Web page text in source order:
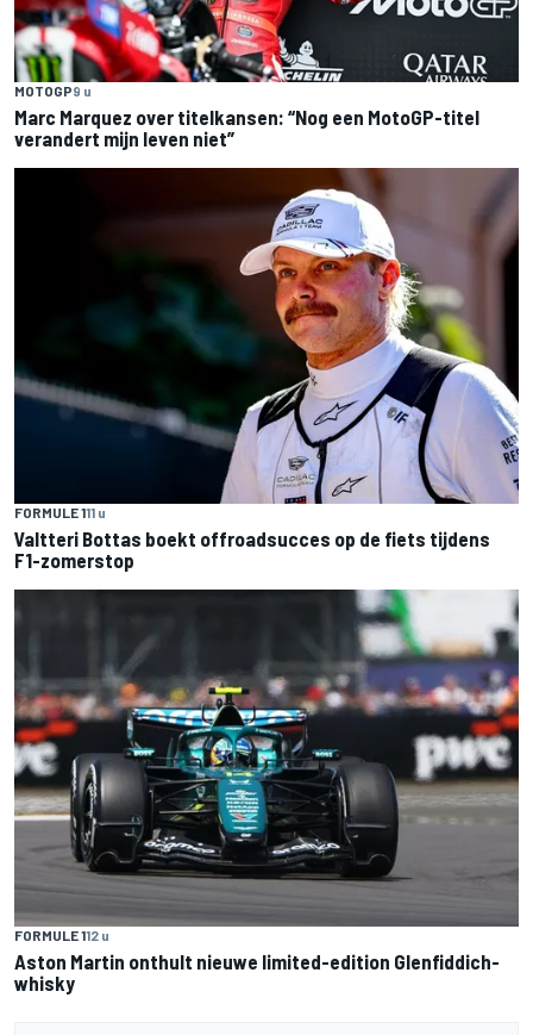
MOTOGP9 u
Marc Marquez over titelkansen: “Nog een MotoGP-titel
verandert mijn leven niet”
FORMULE 111 u
Valtteri Bottas boekt offroadsucces op de fiets tijdens
F1-zomerstop
FORMULE 112 u
Aston Martin onthult nieuwe limited-edition Glenfiddich-
whisky